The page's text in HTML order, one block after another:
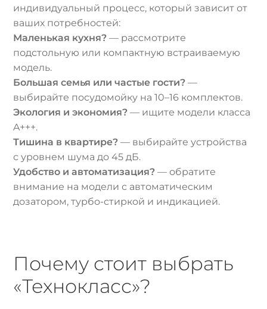
индивидуальный процесс, который зависит от
ваших потребностей:
Маленькая кухня? — рассмотрите
подстольную или компактную встраиваемую
модель.
Большая семья или частые гости? —
выбирайте посудомойку на 10–16 комплектов.
Экология и экономия? — ищите модели класса
A+++.
Тишина в квартире? — выбирайте устройства
с уровнем шума до 45 дБ.
Удобство и автоматизация? — обратите
внимание на модели с автоматическим
дозатором, турбо-стиркой и индикацией.
Почему стоит выбрать
«Технокласс»?